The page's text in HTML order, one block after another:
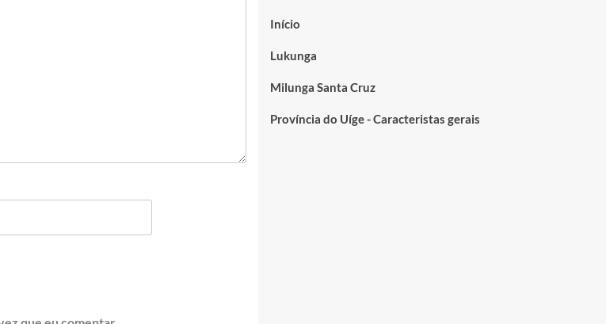
Início
Lukunga
Milunga Santa Cruz
Província do Uíge - Caracteristas gerais